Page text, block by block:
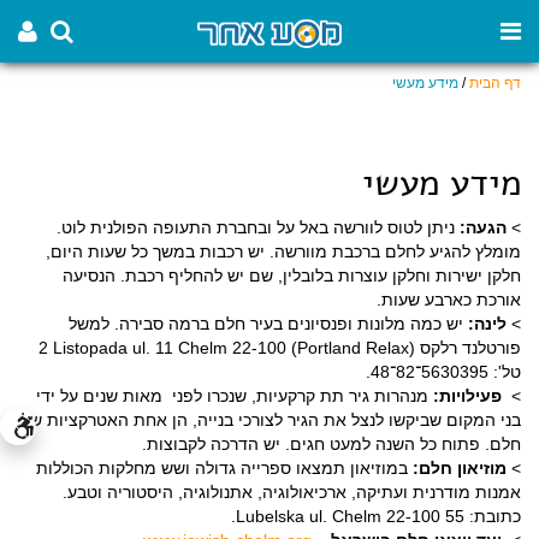
דף הבית/ מידע מעשי
מידע מעשי
> הגעה: ניתן לטוס לוורשה באל על ובחברת התעופה הפולנית לוט.
מומלץ להגיע לחלם ברכבת מוורשה. יש רכבות במשך כל שעות היום,
חלקן ישירות וחלקן עוצרות בלובלין, שם יש להחליף רכבת. הנסיעה
אורכת כארבע שעות.
> לינה: יש כמה מלונות ופנסיונים בעיר חלם ברמה סבירה. למשל
פורטלנד רלקס (Portland Relax) 2 Listopada ul. 11 Chelm 22-100
טל': 5630395־82־48
> פעילויות: מנהרות גיר תת קרקעיות, שנכרו לפני מאות שנים על ידי
בני המקום שביקשו לנצל את הגיר לצורכי בנייה, הן אחת האטרקציות של
חלם. פתוח כל השנה למעט חגים. יש הדרכה לקבוצות.
> מוזיאון חלם: במוזיאון תמצאו ספרייה גדולה ושש מחלקות הכוללות
אמנות מודרנית ועתיקה, ארכיאולוגיה, אתנולוגיה, היסטוריה וטבע.
כתובת: 55 Lubelska ul. Chelm 22-100.